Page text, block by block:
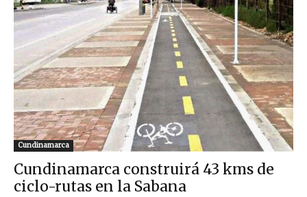
Cundinamarca
Cundinamarca construirá 43 kms de
ciclo-rutas en la Sabana